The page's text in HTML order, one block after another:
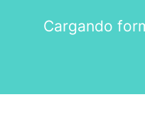
Cargando